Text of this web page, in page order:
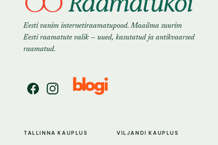
Eesti vanim internetiraamatupood. Maailma suurim
Eesti raamatute valik — uued, kasutatud ja antikvaarsed
raamatud.
TALLINNA KAUPLUS VILJANDI KAUPLUS